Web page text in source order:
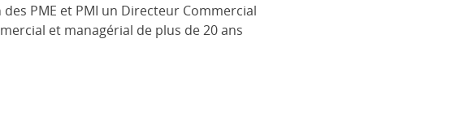
PME et PMI un Directeur Commercial
et managérial de plus de 20 ans